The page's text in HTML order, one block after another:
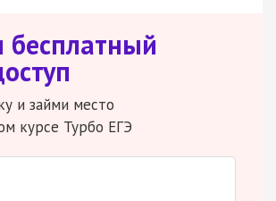
бесплатный
и займи место
курсе Турбо ЕГЭ